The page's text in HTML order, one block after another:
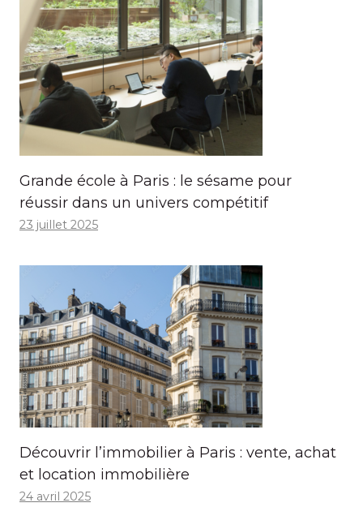
Grande école à Paris : le sésame pour
réussir dans un univers compétitif
23 juillet 2025
Découvrir l’immobilier à Paris : vente, achat
et location immobilière
24 avril 2025